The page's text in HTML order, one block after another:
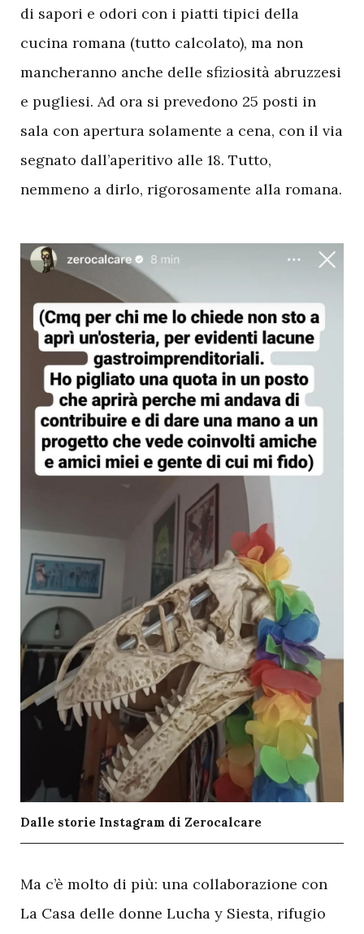
di sapori e odori con i piatti tipici della
cucina romana (tutto calcolato), ma non
mancheranno anche delle sfiziosità abruzzesi
e pugliesi. Ad ora si prevedono 25 posti in
sala con apertura solamente a cena, con il via
segnato dall’aperitivo alle 18. Tutto,
nemmeno a dirlo, rigorosamente alla romana.
Dalle storie Instagram di Zerocalcare
Ma c’è molto di più: una collaborazione con
La Casa delle donne Lucha y Siesta, rifugio